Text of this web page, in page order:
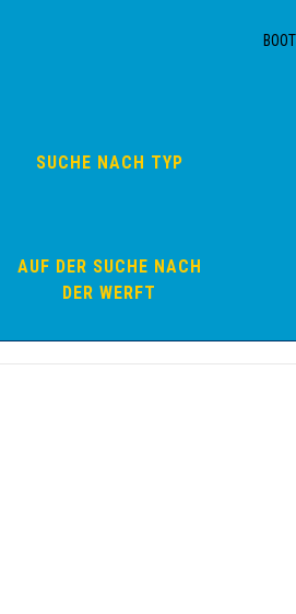
SUCHE NACH TYP
AUF DER SUCHE NACH
DER WERFT